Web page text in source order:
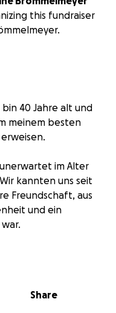
this fundraiser
bin 40 Jahre alt und
meinem besten
im Alter
kannten uns seit
Freundschaft, aus
und ein
unzählige
an meiner
Share